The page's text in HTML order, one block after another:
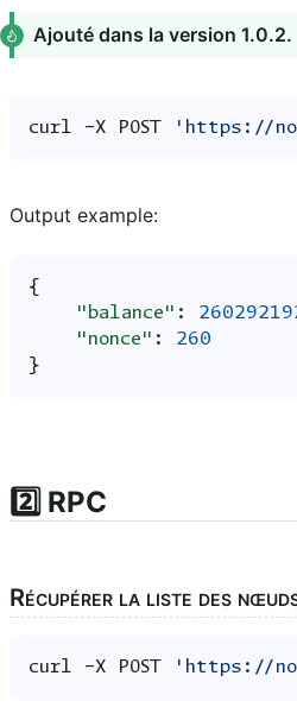
Ajouté dans la version 1.0.2.
curl -X POST 'https://
Output example:
{
"balance" :
"nonce" :
260
}
2️⃣ RPC
Récupérer la liste des
curl -X POST 'https://